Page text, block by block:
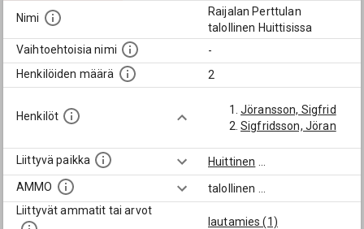
Nimi
Raijalan Perttulan
talollinen Huittisissa
Vaihtoehtoisia nimi
-
Henkilöiden määrä
2
Henkilöt
Jöransson, Sigfrid
Sigfridsson, Jöran
Liittyvä paikka Huittinen
AMMO
talollinen
Liittyvät ammatit tai arvot
lautamies (1)